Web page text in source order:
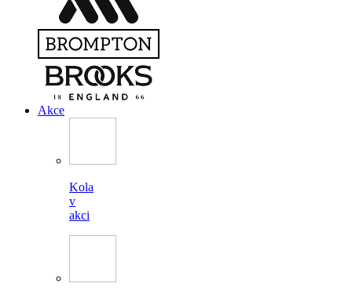
Akce
Kola
v
akci